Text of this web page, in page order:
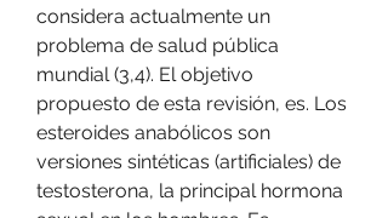
considera actualmente un
problema de salud pública
mundial (3,4). El objetivo
propuesto de esta revisión, es. Los
esteroides anabólicos son
versiones sintéticas (artificiales) de
testosterona, la principal hormona